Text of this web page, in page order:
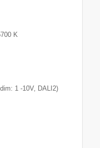
K
1 -10V, DALI2)